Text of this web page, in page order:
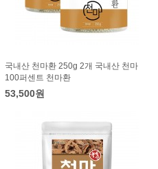
국내산 천마환 250g 2개 국내산 천마
100퍼센트 천마환
53,500원